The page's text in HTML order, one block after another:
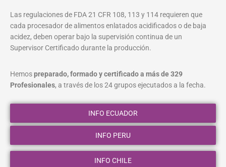
Las regulaciones de FDA 21 CFR 108, 113 y 114 requieren que
cada procesador de alimentos enlatados acidificados o de baja
acidez, deben operar bajo la supervisión continua de un
Supervisor Certificado durante la producción.
Hemospreparado, formado y certificado a más de 329
Profesionales, a través de los 24 grupos ejecutados a la fecha.
INFO ECUADOR
INFO PERU
INFO CHILE